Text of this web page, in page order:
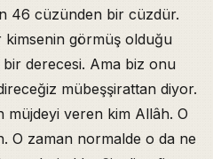
46 cüzünden bir cüzdür.
kimsenin görmüş olduğu
derecesi. Ama biz onu
mübeşşirattan diyor.
müjdeyi veren kim Allâh. O
O zaman normalde o da ne